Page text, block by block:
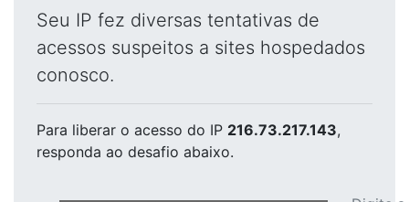
Seu IP fez diversas tentativas de
acessos suspeitos a sites hospedados
conosco.
Para liberar o acesso do IP 216.73.217.143,
responda ao desafio abaixo.